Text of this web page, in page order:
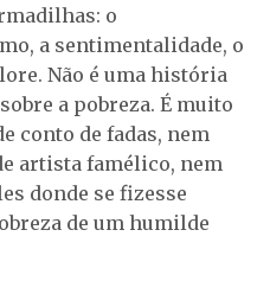
o
a sentimentalidade, o
Não é uma história
a pobreza. É muito
conto de fadas, nem
artista famélico, nem
donde se fizesse
de um humilde